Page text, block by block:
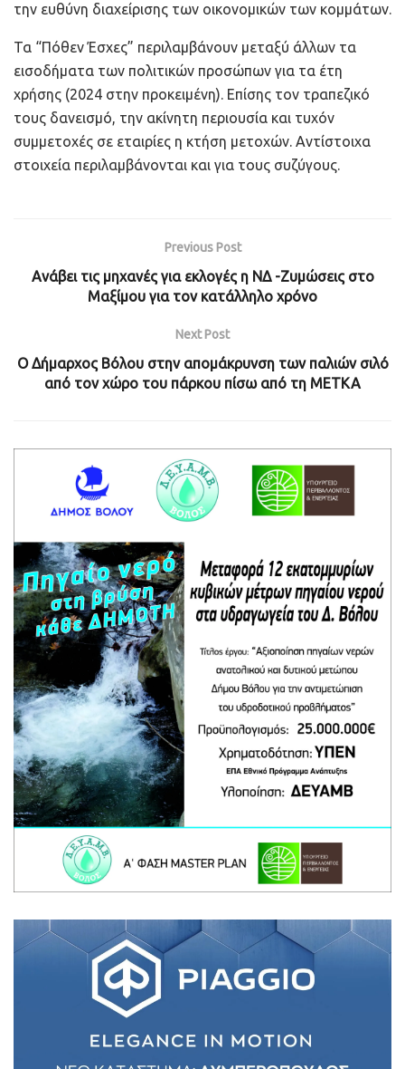
την ευθύνη διαχείρισης των οικονομικών των κομμάτων.
Τα “Πόθεν Έσχες” περιλαμβάνουν μεταξύ άλλων τα
εισοδήματα των πολιτικών προσώπων για τα έτη
χρήσης (2024 στην προκειμένη). Επίσης τον τραπεζικό
τους δανεισμό, την ακίνητη περιουσία και τυχόν
συμμετοχές σε εταιρίες η κτήση μετοχών. Αντίστοιχα
στοιχεία περιλαμβάνονται και για τους συζύγους.
Previous Post
Ανάβει τις μηχανές για εκλογές η ΝΔ -Ζυμώσεις στο
Μαξίμου για τον κατάλληλο χρόνο
Next Post
Ο Δήμαρχος Βόλου στην απομάκρυνση των παλιών σιλό
από τον χώρο του πάρκου πίσω από τη ΜΕΤΚΑ